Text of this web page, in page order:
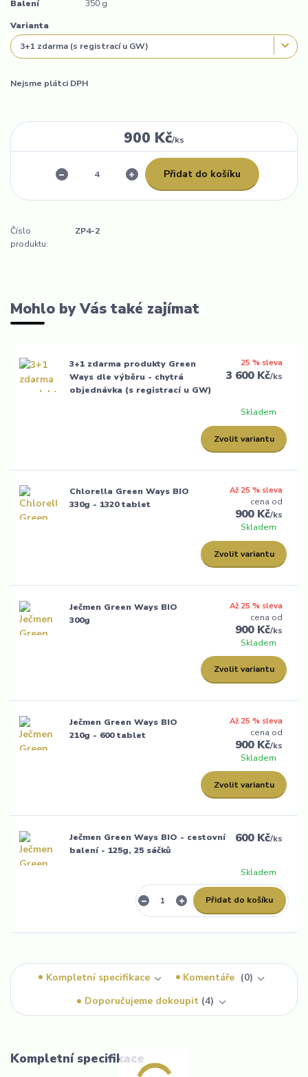
Balení 350 g
Varianta
Nejsme plátci DPH
900 Kč/ks
Přidat do košíku
Číslo
produktu:
ZP4-2
Mohlo by Vás také zajímat
3+1 zdarma produkty Green
Ways dle výběru - chytrá
objednávka (s registrací u GW)
25 % sleva
3 600 Kč/ks
Skladem
Zvolit variantu
Chlorella Green Ways BIO
330g - 1320 tablet
Až 25 % sleva
cena od
900 Kč/ks
Skladem
Zvolit variantu
Ječmen Green Ways BIO
300g
Až 25 % sleva
cena od
900 Kč/ks
Skladem
Zvolit variantu
Ječmen Green Ways BIO
210g - 600 tablet
Až 25 % sleva
cena od
900 Kč/ks
Skladem
Zvolit variantu
Ječmen Green Ways BIO - cestovní
balení - 125g, 25 sáčků
600 Kč/ks
Skladem
Přidat do košíku
Kompletní specifikace Komentáře
0
Doporučujeme dokoupit 4
Kompletní specifikace